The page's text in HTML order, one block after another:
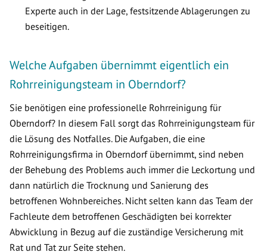
Experte auch in der Lage, festsitzende Ablagerungen zu
beseitigen.
Welche Aufgaben übernimmt eigentlich ein
Rohrreinigungsteam in Oberndorf?
Sie benötigen eine professionelle Rohrreinigung für
Oberndorf? In diesem Fall sorgt das Rohrreinigungsteam für
die Lösung des Notfalles. Die Aufgaben, die eine
Rohrreinigungsfirma in Oberndorf übernimmt, sind neben
der Behebung des Problems auch immer die Leckortung und
dann natürlich die Trocknung und Sanierung des
betroffenen Wohnbereiches. Nicht selten kann das Team der
Fachleute dem betroffenen Geschädigten bei korrekter
Abwicklung in Bezug auf die zuständige Versicherung mit
Rat und Tat zur Seite stehen.